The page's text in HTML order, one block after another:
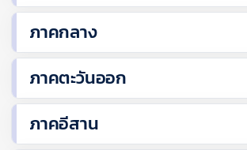
ภาคกลาง
ภาคตะวันออก
ภาคอีสาน